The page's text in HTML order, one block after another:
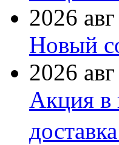
2026
Новый
2026
Акция в